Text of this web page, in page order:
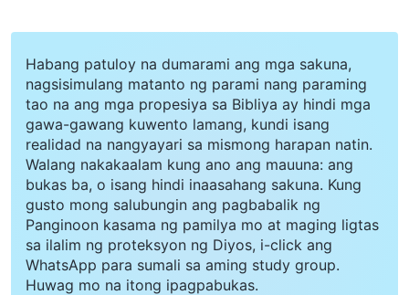
Habang patuloy na dumarami ang mga sakuna,
nagsisimulang matanto ng parami nang paraming
tao na ang mga propesiya sa Bibliya ay hindi mga
gawa-gawang kuwento lamang, kundi isang
realidad na nangyayari sa mismong harapan natin.
Walang nakakaalam kung ano ang mauuna: ang
bukas ba, o isang hindi inaasahang sakuna. Kung
gusto mong salubungin ang pagbabalik ng
Panginoon kasama ng pamilya mo at maging ligtas
sa ilalim ng proteksyon ng Diyos, i-click ang
WhatsApp para sumali sa aming study group.
Huwag mo na itong ipagpabukas.